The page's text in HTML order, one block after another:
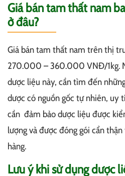
Giá bán tam thất nam
ở đâu?
Giá bán tam thất nam trên thị
270.000 – 360.000 VNĐ/1kg.
dược liệu này, cần tìm đến
dược có nguồn gốc tự nhiên, uy
cần đảm bảo dược liệu được
lượng và được đóng gói cẩn
hàng.
Lưu ý khi sử dụng dược